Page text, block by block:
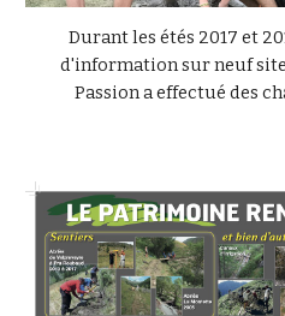
Durant les étés 2017 et
d'information sur neuf
Passion a effectué des